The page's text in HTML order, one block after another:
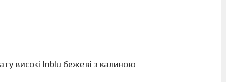
високі Inblu бежеві з калиною